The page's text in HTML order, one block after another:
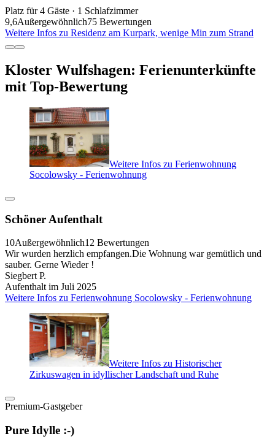
Platz für 4 Gäste · 1 Schlafzimmer
9,6Außergewöhnlich75 Bewertungen
Weitere Infos zu Residenz am Kurpark, wenige Min zum Strand
Kloster Wulfshagen: Ferienunterkünfte
mit Top-Bewertung
Weitere Infos zu Ferienwohnung
Socolowsky - Ferienwohnung
Schöner Aufenthalt
10Außergewöhnlich12 Bewertungen
Wir wurden herzlich empfangen.Die Wohnung war gemütlich und
sauber. Gerne Wieder !
Siegbert P.
Aufenthalt im Juli 2025
Weitere Infos zu Ferienwohnung Socolowsky - Ferienwohnung
Weitere Infos zu Historischer
Zirkuswagen in idyllischer Landschaft und Ruhe
Premium-Gastgeber
Pure Idylle :-)